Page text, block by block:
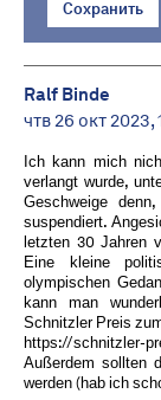
Сохранить
Ralf Binde
чтв 26 окт 2023,
Ich kann mich
verlangt wurde,
Geschweige
suspendiert.
letzten 30 Jahren
Eine kleine
olympischen
kann man
Schnitzler Preis
https://schnitzler-
Außerdem sollten
werden (hab ich